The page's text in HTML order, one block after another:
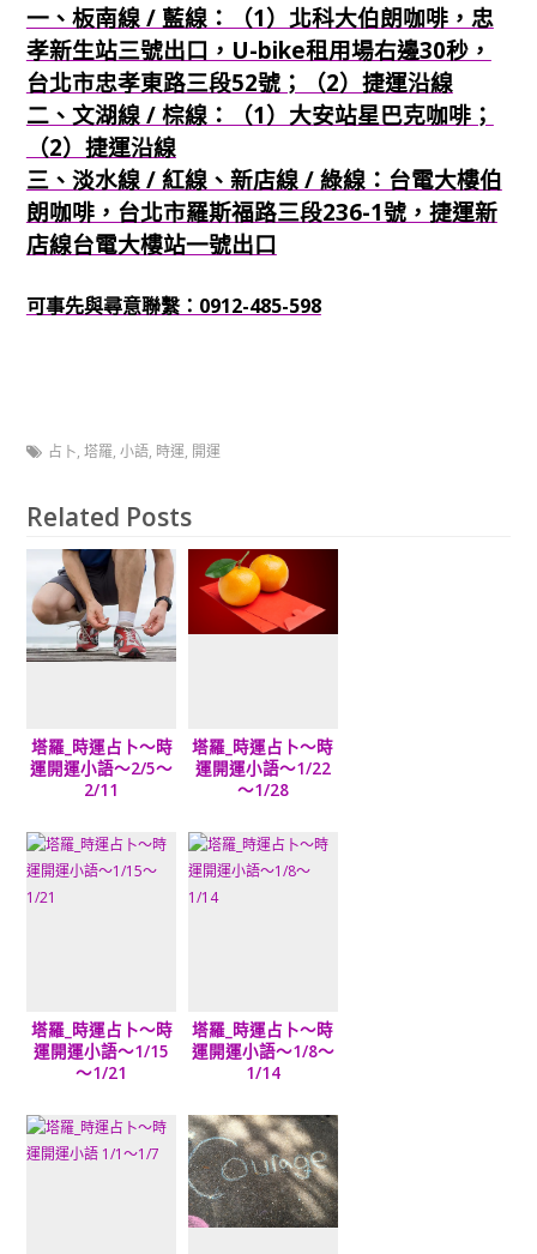
一、板南線 / 藍線：（1）北科大伯朗咖啡，忠
孝新生站三號出口，U-bike租用場右邊30秒，
台北市忠孝東路三段52號；（2）捷運沿線
二、文湖線 / 棕線：（1）大安站星巴克咖啡；
（2）捷運沿線
三、淡水線 / 紅線、新店線 / 綠線：台電大樓伯
朗咖啡，台北市羅斯福路三段236-1號，捷運新
店線台電大樓站一號出口
可事先與尋意聯繫：0912-485-598
占卜, 塔羅, 小語, 時運, 開運
Related Posts
塔羅_時運占卜～時
運開運小語～2/5～
2/11
塔羅_時運占卜～時
運開運小語～1/22
～1/28
塔羅_時運占卜～時
運開運小語～1/15
～1/21
塔羅_時運占卜～時
運開運小語～1/8～
1/14